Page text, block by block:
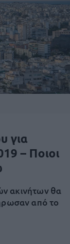
για
– Ποιοι
ακινήτων θα
από το